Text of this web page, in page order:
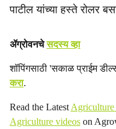
पाटील यांच्या हस्ते रोलर
ॲग्रोवनचेसदस्य व्हा
शॉपिंगसाठी 'सकाळ प्राईम
करा.
Read the Latest
Agriculture videos on